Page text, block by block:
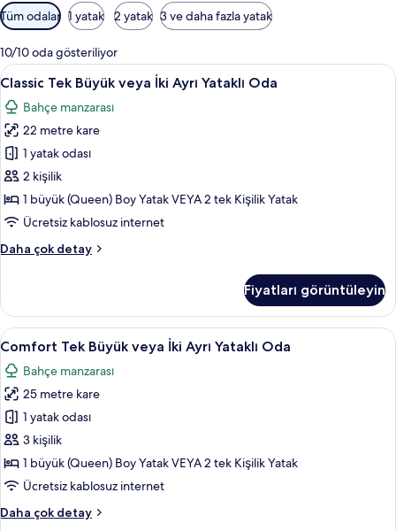
Odalar
için
mevcut
filtreler
Tüm odalar 1 yatak 2 yatak 3 ve daha fazla yatak
10/10 oda gösteriliyor
Classic
Tek
Büyük
veya
İki
Ayrı
Yataklı
Oda
tüm
Classic Tek Büyük veya İki Ayrı
5
Classic Tek Büyük veya İki Ayrı Yataklı Oda
Bahçe manzarası
22 metre kare
1 yatak odası
2 kişilik
1 büyük (Queen) Boy Yatak VEYA 2 tek Kişilik Yatak
Ücretsiz kablosuz internet
Daha çok detay
Classic
İki
Ayrı
Yataklı
Oda
hakkında
daha
fazla
detay
Fiyatları görüntüleyin
Comfort
Tek
Büyük
veya
İki
Ayrı
Yataklı
Oda
tüm
Comfort Tek Büyük veya İki Ayrı
5
Comfort Tek Büyük veya İki Ayrı Yataklı Oda
Bahçe manzarası
25 metre kare
1 yatak odası
3 kişilik
1 büyük (Queen) Boy Yatak VEYA 2 tek Kişilik Yatak
Ücretsiz kablosuz internet
Daha çok detay
Comfort